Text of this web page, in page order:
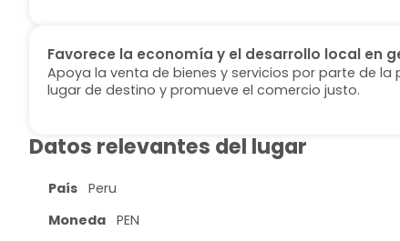
Favorece la economía y el desarrollo local en
Apoya la venta de bienes y servicios por parte de la
lugar de destino y promueve el comercio justo.
Datos relevantes del lugar
País Peru
Moneda PEN